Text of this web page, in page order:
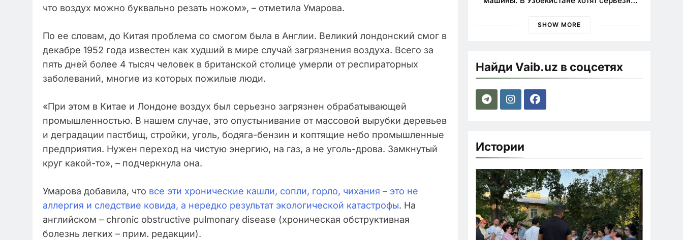
что воздух можно буквально резать ножом», – отметила Умарова.
По ее словам, до Китая проблема со смогом была в Англии. Великий лондонский смог в
декабре 1952 года известен как худший в мире случай загрязнения воздуха. Всего за
пять дней более 4 тысяч человек в британской столице умерли от респираторных
заболеваний, многие из которых пожилые люди.
«При этом в Китае и Лондоне воздух был серьезно загрязнен обрабатывающей
промышленностью. В нашем случае, это опустынивание от массовой вырубки деревьев
и деградации пастбищ, стройки, уголь, бодяга-бензин и коптящие небо промышленные
предприятия. Нужен переход на чистую энергию, на газ, а не уголь-дрова. Замкнутый
круг какой-то», – подчеркнула она.
Умарова добавила, что все эти хронические кашли, сопли, горло, чихания – это не
аллергия и следствие ковида, а нередко результат экологической катастрофы. На
английском – chronic obstructive pulmonary disease (хроническая обструктивная
болезнь легких – прим. редакции).
SHOW MORE
Найди Vaib.uz в соцсетях
Истории